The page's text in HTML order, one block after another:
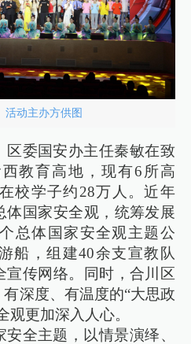
活动主办方供图
区委国安办主任秦敏在致
教育高地，现有6所高
校学子约28万人。近年
体国家安全观，统筹发展
总体国家安全观主题公
船，组建40余支宣教队
传网络。同时，合川区
深度、有温度的“大思政
观更加深入人心。
全主题，以情景演绎、